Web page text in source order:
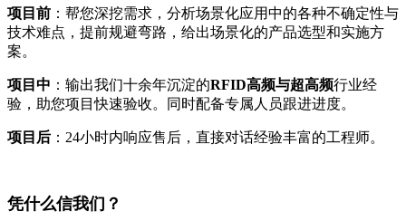
项目前 ：帮您深挖需求，分析场景化应用中的各种不确定性与
技术难点，提前规避弯路，给出场景化的产品选型和实施方
案。
项目中 ：输出我们十余年沉淀的RFID高频与超高频行业经
验，助您项目快速验收。同时配备专属人员跟进进度。
项目后 ：24小时内响应售后，直接对话经验丰富的工程师。
凭什么信我们？